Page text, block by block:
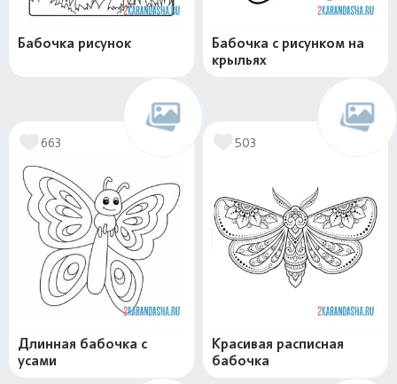
Бабочка рисунок
Бабочка с рисунком на
крыльях
663
Длинная бабочка с
усами
503
Красивая расписная
бабочка